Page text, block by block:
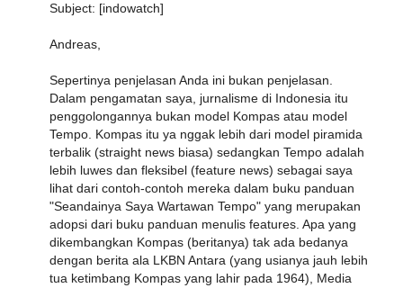
Subject: [indowatch]
Andreas,
Sepertinya penjelasan Anda ini bukan penjelasan.
Dalam pengamatan saya, jurnalisme di Indonesia itu
penggolongannya bukan model Kompas atau model
Tempo. Kompas itu ya nggak lebih dari model piramida
terbalik (straight news biasa) sedangkan Tempo adalah
lebih luwes dan fleksibel (feature news) sebagai saya
lihat dari contoh-contoh mereka dalam buku panduan
"Seandainya Saya Wartawan Tempo" yang merupakan
adopsi dari buku panduan menulis features. Apa yang
dikembangkan Kompas (beritanya) tak ada bedanya
dengan berita ala LKBN Antara (yang usianya jauh lebih
tua ketimbang Kompas yang lahir pada 1964), Media